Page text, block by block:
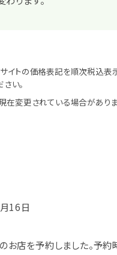
トの価格表記を順次税込表
い。
変更されている場合がありま
16日
お店を予約しました。予約